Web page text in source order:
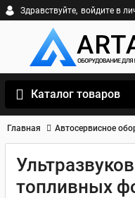
Здравствуйте, войдите в
Каталог товаров
Главная Автосервисное
топливных